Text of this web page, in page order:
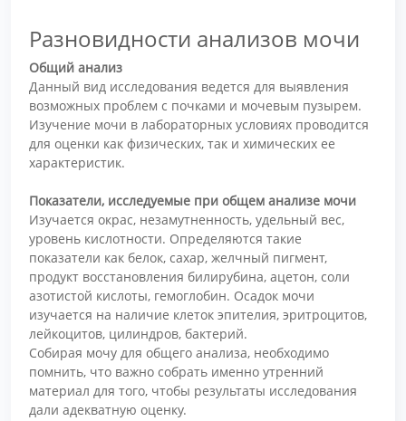
Разновидности анализов мочи
Общий анализ
Данный вид исследования ведется для выявления
возможных проблем с почками и мочевым пузырем.
Изучение мочи в лабораторных условиях проводится
для оценки как физических, так и химических ее
характеристик.
Показатели, исследуемые при общем анализе мочи
Изучается окрас, незамутненность, удельный вес,
уровень кислотности. Определяются такие
показатели как белок, сахар, желчный пигмент,
продукт восстановления билирубина, ацетон, соли
азотистой кислоты, гемоглобин. Осадок мочи
изучается на наличие клеток эпителия, эритроцитов,
лейкоцитов, цилиндров, бактерий.
Собирая мочу для общего анализа, необходимо
помнить, что важно собрать именно утренний
материал для того, чтобы результаты исследования
дали адекватную оценку.